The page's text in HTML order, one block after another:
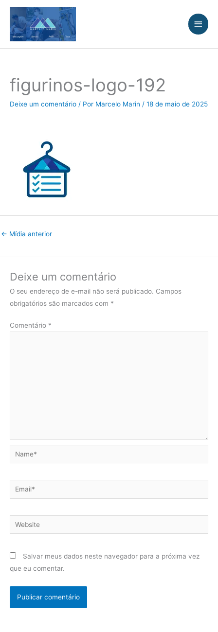
para
conteúdo
figurinos-logo-192
Deixe um comentário / Por Marcelo Marin / 18 de maio de 2025
← Mídia anterior
Deixe um comentário
O seu endereço de e-mail não será publicado. Campos
obrigatórios são marcados com *
Comentário *
Name*
Email*
Website
Salvar meus dados neste navegador para a próxima vez
que eu comentar.